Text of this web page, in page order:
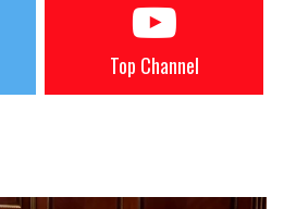
Top Channel